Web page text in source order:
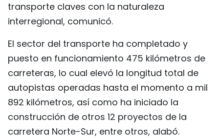
transporte claves con la naturaleza
interregional, comunicó.
El sector del transporte ha completado y
puesto en funcionamiento 475 kilómetros de
carreteras, lo cual elevó la longitud total de
autopistas operadas hasta el momento a mil
892 kilómetros, así como ha iniciado la
construcción de otros 12 proyectos de la
carretera Norte-Sur, entre otros, alabó.